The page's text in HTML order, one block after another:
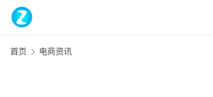
首页 电商资讯